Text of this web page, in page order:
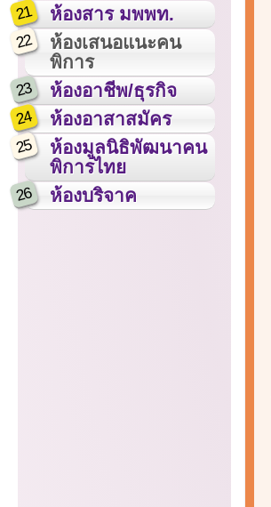
21 ห้องสาร มพพท.
22
ห้องเสนอแนะคน
พิการ
23 ห้องอาชีพ/ธุรกิจ
24 ห้องอาสาสมัคร
25
ห้องมูลนิธิพัฒนาคน
พิการไทย
26 ห้องบริจาค